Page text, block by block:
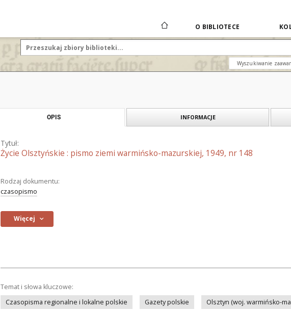
O BIBLIOTECE
Wyszukiwanie
OPIS INFORMACJE
Tytuł:
Życie Olsztyńskie : pismo ziemi warmińsko-mazurskiej, 1949, nr 148
Rodzaj dokumentu:
czasopismo
Więcej
Temat i słowa kluczowe:
Czasopisma regionalne i lokalne polskie
Gazety polskie Olsztyn (woj. warmińsko-